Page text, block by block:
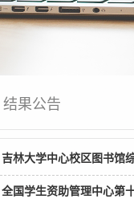
结果公告
吉林大学中心校区图书馆
全国学生资助管理中心第